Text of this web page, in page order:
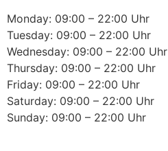
Monday: 09:00 – 22:00 Uhr
Tuesday: 09:00 – 22:00 Uhr
Wednesday: 09:00 – 22:00 Uhr
Thursday: 09:00 – 22:00 Uhr
Friday: 09:00 – 22:00 Uhr
Saturday: 09:00 – 22:00 Uhr
Sunday: 09:00 – 22:00 Uhr